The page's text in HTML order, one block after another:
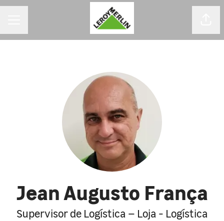
Jean Augusto França
Supervisor de Logística – Loja - Logística